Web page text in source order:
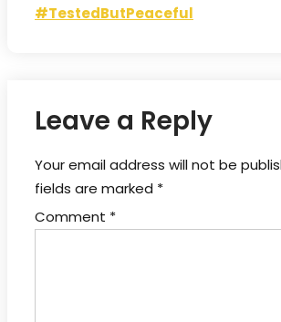
#TestedButPeaceful
Leave a Reply
Your email address will not be
fields are marked *
Comment *